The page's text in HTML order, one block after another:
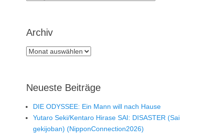
Archiv
Archiv
Neueste Beiträge
DIE ODYSSEE: Ein Mann will nach Hause
Yutaro Seki/Kentaro Hirase SAI: DISASTER (Sai
gekijoban) (NipponConnection2026)